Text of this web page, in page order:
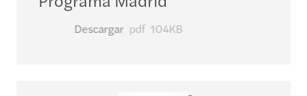
Descargar pdf 104KB